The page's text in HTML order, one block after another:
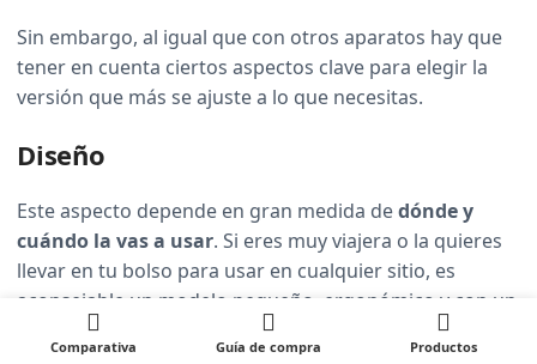
Sin embargo, al igual que con otros aparatos hay que
tener en cuenta ciertos aspectos clave para elegir la
versión que más se ajuste a lo que necesitas.
Diseño
Este aspecto depende en gran medida dedónde y
cuándo la vas a usar. Si eres muy viajera o la quieres
llevar en tu bolso para usar en cualquier sitio, es
aconsejable un modelo pequeño, ergonómico y con un
capuchón para que no se ensucie el cabezal. Y si nos
Comparativa Guía de compra Productos